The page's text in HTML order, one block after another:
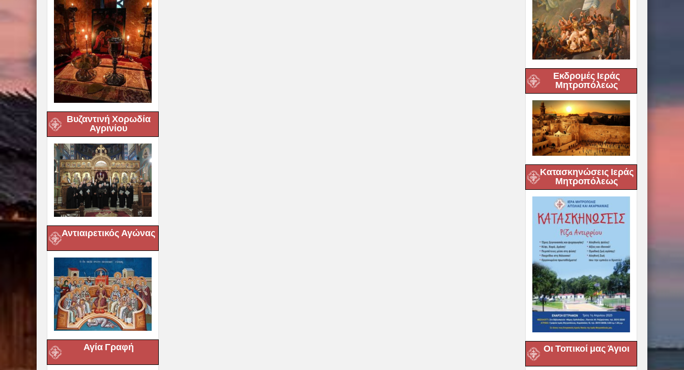
Βυζαντινή Χορωδία
Αγρινίου
Αντιαιρετικός Αγώνας
Αγία Γραφή
Εκδρομές Ιεράς
Μητροπόλεως
Κατασκηνώσεις Ιεράς
Μητροπόλεως
Οι Τοπικοί μας Άγιοι